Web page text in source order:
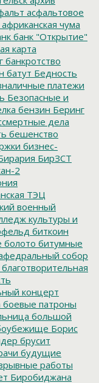
асфальтовое
африканская чума
банк "Открытие"
карта
банкротство
батут Бедность
платежи
Безопасные и
бензин Беринг
дела
бешенство
бизнес-
БирЗСТ
2
ТЭЦ
военный
культуры и
биткоин
болото битумные
собор
благотворительная
концерт
боевые патроны
большой
Борис
брусит
будущие
работы
Биробиджана